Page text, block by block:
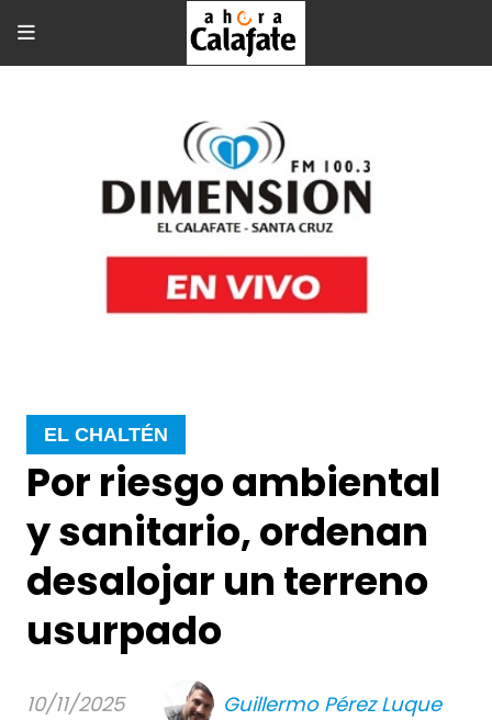
Por riesgo ambiental
y sanitario, ordenan
desalojar un terreno
usurpado
EL CHALTÉN
10/11/2025 Guillermo Pérez Luque